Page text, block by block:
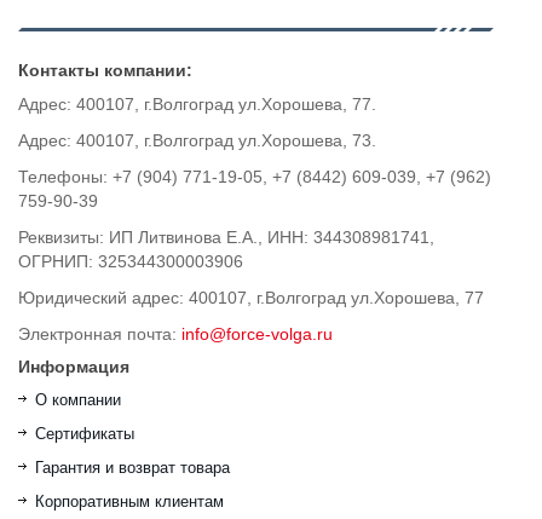
Контакты компании:
Адрес: 400107, г.Волгоград ул.Хорошева, 77.
Адрес: 400107, г.Волгоград ул.Хорошева, 73.
Телефоны: +7 (904) 771-19-05, +7 (8442) 609-039, +7 (962)
759-90-39
Реквизиты: ИП Литвинова Е.А., ИНН: 344308981741,
ОГРНИП: 325344300003906
Юридический адрес: 400107, г.Волгоград ул.Хорошева, 77
Электронная почта: info@force-volga.ru
Информация
О компании
Сертификаты
Гарантия и возврат товара
Корпоративным клиентам